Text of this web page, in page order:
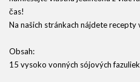
čas!
Na našich stránkach nájdete recepty
Obsah:
15 vysoko vonných sójových